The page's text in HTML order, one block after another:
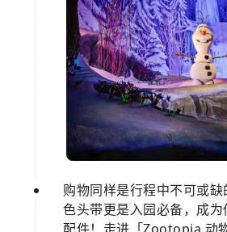
购物同样是行程中不可或
色头带更是入园必备，成